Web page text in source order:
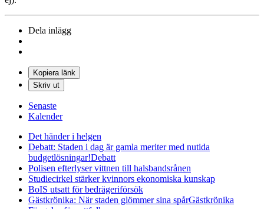
Dela inlägg
Kopiera länk
Skriv ut
Senaste
Kalender
Det händer i helgen
Debatt: Staden i dag är gamla meriter med nutida
budgetlösningar!Debatt
Polisen efterlyser vittnen till halsbandsrånen
Studiecirkel stärker kvinnors ekonomiska kunskap
BoIS utsatt för bedrägeriförsök
Gästkrönika: När staden glömmer sina spårGästkrönika